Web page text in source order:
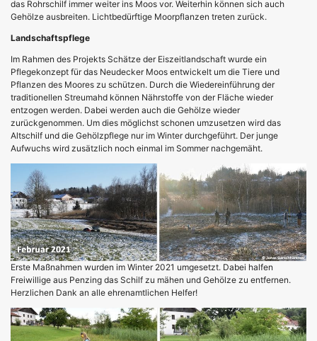
das Rohrschilf immer weiter ins Moos vor. Weiterhin können sich auch
Gehölze ausbreiten. Lichtbedürftige Moorpflanzen treten zurück.
Landschaftspflege
Im Rahmen des Projekts Schätze der Eiszeitlandschaft wurde ein
Pflegekonzept für das Neudecker Moos entwickelt um die Tiere und
Pflanzen des Moores zu schützen. Durch die Wiedereinführung der
traditionellen Streumahd können Nährstoffe von der Fläche wieder
entzogen werden. Dabei werden auch die Gehölze wieder
zurückgenommen. Um dies möglichst schonen umzusetzen wird das
Altschilf und die Gehölzpflege nur im Winter durchgeführt. Der junge
Aufwuchs wird zusätzlich noch einmal im Sommer nachgemäht.
Erste Maßnahmen wurden im Winter 2021 umgesetzt. Dabei halfen
Freiwillige aus Penzing das Schilf zu mähen und Gehölze zu entfernen.
Herzlichen Dank an alle ehrenamtlichen Helfer!